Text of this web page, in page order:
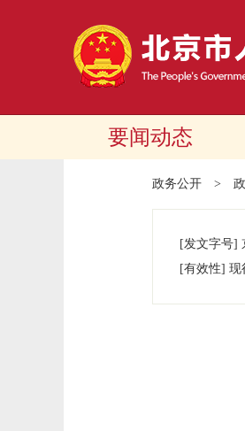
要闻动态
政务公开 >
[发文字号]
[有效性] 现